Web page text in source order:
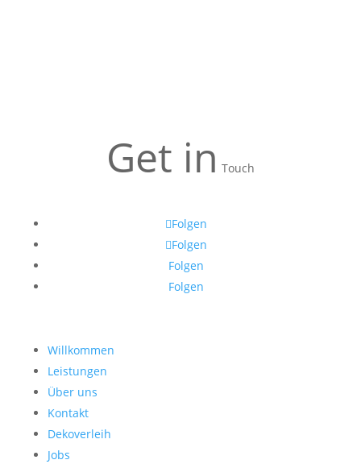
Get in Touch
Folgen
Folgen
Folgen
Folgen
Willkommen
Leistungen
Über uns
Kontakt
Dekoverleih
Jobs